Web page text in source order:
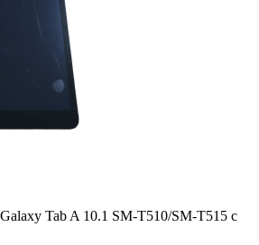
Tab A 10.1 SM-T510/SM-T515 с